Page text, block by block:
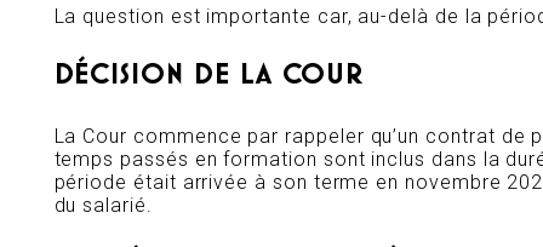
La question est importante car, au-delà de la
DÉCISION DE LA COUR
La Cour commence par rappeler qu’un contrat de
temps passés en formation sont inclus dans la
période était arrivée à son terme en novembre
du salarié.